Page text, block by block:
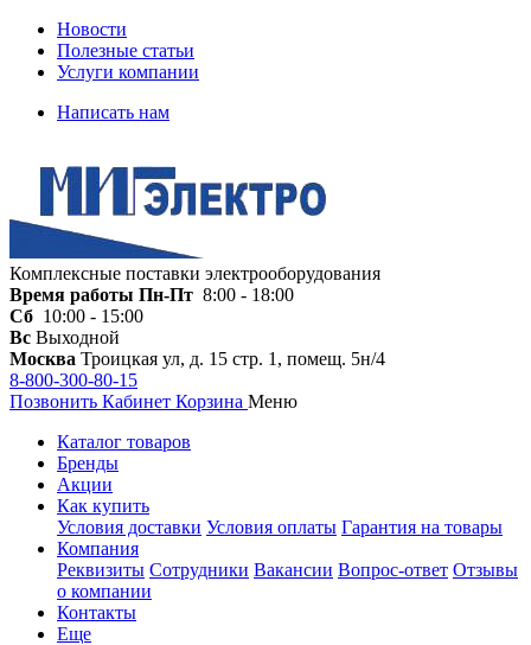
Новости
Полезные статьи
Услуги компании
Написать нам
Комплексные поставки электрооборудования
Время работы Пн-Пт 8:00 - 18:00
Сб 10:00 - 15:00
Вс Выходной
Москва Троицкая ул, д. 15 стр. 1, помещ. 5н/4
8-800-300-80-15
Позвонить Кабинет Корзина Меню
Каталог товаров
Бренды
Акции
Как купить
Условия доставки Условия оплаты Гарантия на товары
Компания
Реквизиты Сотрудники Вакансии Вопрос-ответ Отзывы
о компании
Контакты
Еще